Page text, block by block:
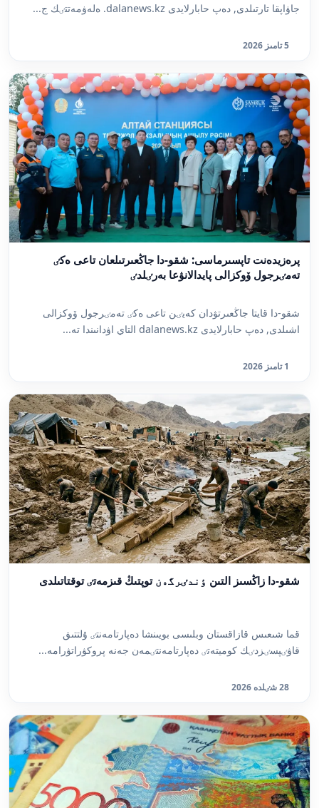
جاۋاپقا تارتىلدى, دەپ حابارلايدى dalanews.kz. ەلەۋمەتتٸك ج...
5 تامىز 2026
پرەزيدەنت تاپسىرماسى: شقو-دا جاڭعىرتىلعان تاعى ەكٸ
تەمٸرجول ۆوكزالى پايدالانۋعا بەرٸلدٸ
شقو-دا قايتا جاڭعىرتۋدان كەيٸن تاعى ەكٸ تەمٸرجول ۆوكزالى
اشىلدى, دەپ حابارلايدى dalanews.kz التاي اۋدانىندا تە...
1 تامىز 2026
شقو-دا زاڭسىز التىن ٶندٸرگەن توپتىڭ قىزمەتٸ توقتاتىلدى
قما شىعىس قازاقستان وبلىسى بويىنشا دەپارتامەنتٸ ۇلتتىق
قاۋٸپسٸزدٸك كوميتەتٸ دەپارتامەنتٸمەن جەنە پروكۋراتۋرامە...
28 شٸلدە 2026